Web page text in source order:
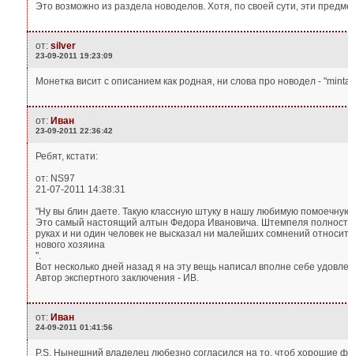
Это возможно из раздела новоделов. Хотя, по своей сути, эти
от: silver
23-09-2011 19:23:09
Монетка висит с описанием как родная, ни слова про новодел -
от: Иван
23-09-2011 22:36:42
Ребят, кстати:
от: NS97
21-07-2011 14:38:31
"Ну вы блин даете. Такую классную штуку в нашу любимую
Это самый настоящий алтын Федора Ивановича. Штемпеля
руках и ни один человек не высказал ни малейших сомнений
нового хозяина
".
Вот несколько дней назад я на эту вещь написал вполне себе
Автор экспертного заключения - ИВ.
от: Иван
24-09-2011 01:41:56
P.S. Нынешний владелец любезно согласился на то, чтоб хорошие